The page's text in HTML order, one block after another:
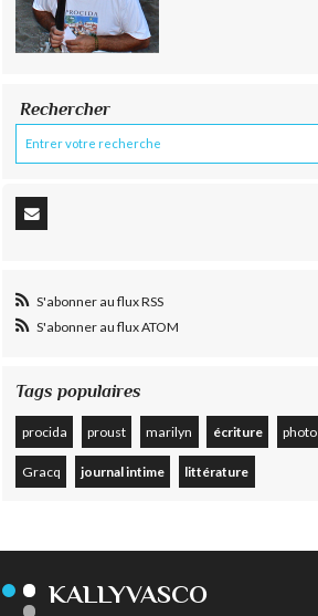
Rechercher
S'abonner au flux RSS
S'abonner au flux ATOM
Tags populaires
procida proust marilyn écriture photo
Gracq journal intime littérature
KALLYVASCO